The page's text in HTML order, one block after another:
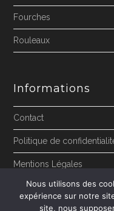
Fourches
Rouleaux
Informations
Contact
Politique de
Mentions Légales
Nous utilisons des
expérience sur notre
site, nous